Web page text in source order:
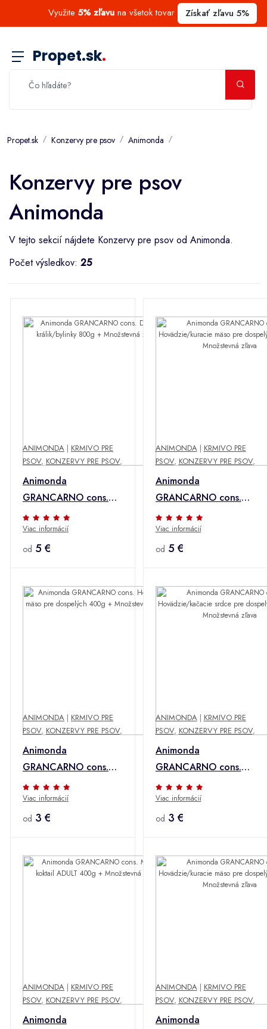
Využite 5% zľavuna všetok tovar Získať zľavu 5%
Propet.sk.
Propet.sk Konzervy pre psov Animonda
Konzervy pre psov
Animonda
V tejto sekcií nájdete Konzervy pre psov od Animonda.
Počet výsledkov: 25
ANIMONDA | KRMIVO PRE
PSOV, KONZERVY PRE PSOV,
Animonda
GRANCARNO cons.
Dospelý králik/bylinky
800g + Množstevná
zľava
Viac informácií
od 5 €
ANIMONDA| KRMIVO PRE
PSOV, KONZERVY PRE PSOV,
Animonda
GRANCARNO cons.
Hovädzie/kuracie
mäso pre dospelých
800g + Množstevná
Viac informácií
od 5 €
ANIMONDA | KRMIVO PRE
PSOV, KONZERVY PRE PSOV,
Animonda
GRANCARNO cons.
Hovädzie mäso pre
dospelých 400g +
Množstevná zľava
Viac informácií
od 3 €
ANIMONDA| KRMIVO PRE
PSOV, KONZERVY PRE PSOV,
Animonda
GRANCARNO cons.
Hovädzie/kačacie
srdce pre dospelých
400g + Množstevná
Viac informácií
od 3 €
ANIMONDA | KRMIVO PRE
PSOV, KONZERVY PRE PSOV,
Animonda
ANIMONDA| KRMIVO PRE
PSOV, KONZERVY PRE PSOV,
Animonda